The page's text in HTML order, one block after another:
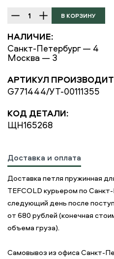
НАЛИЧИЕ:
Санкт-Петербург — 4
Москва — 3
АРТИКУЛ
G771444/УТ-00111355
КОД ДЕТАЛИ:
ЩН165268
Доставка и оплата
Доставка петля пружинная
TEFCOLD курьером по
следующий день после
от 680 рублей (конечная
объема груза).
Самовывоз из офиса Санкт-